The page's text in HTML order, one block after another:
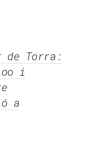
de Torra:
i
a